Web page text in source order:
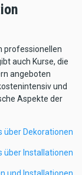
professionellen
auch Kurse, die
angeboten
und
Aspekte der
über Dekorationen
über Installationen